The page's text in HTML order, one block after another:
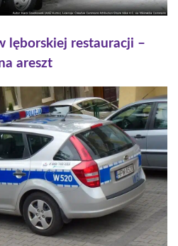
lęborskiej restauracji –
areszt